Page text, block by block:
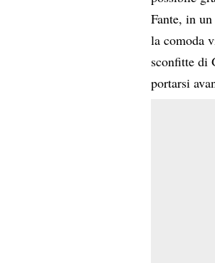
Fante, in
la comoda
sconfitte di
portarsi